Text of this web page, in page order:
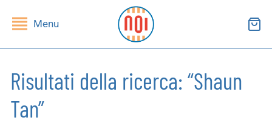
Menu
Risultati della ricerca: “Shaun
Tan”